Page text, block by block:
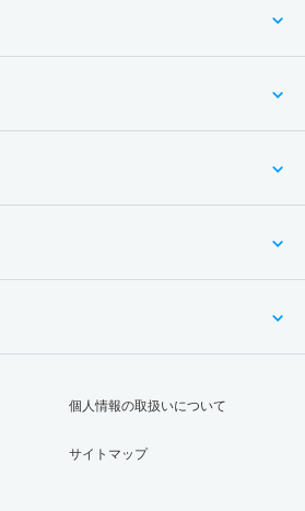
個人情報の取扱いについて
サイトマップ